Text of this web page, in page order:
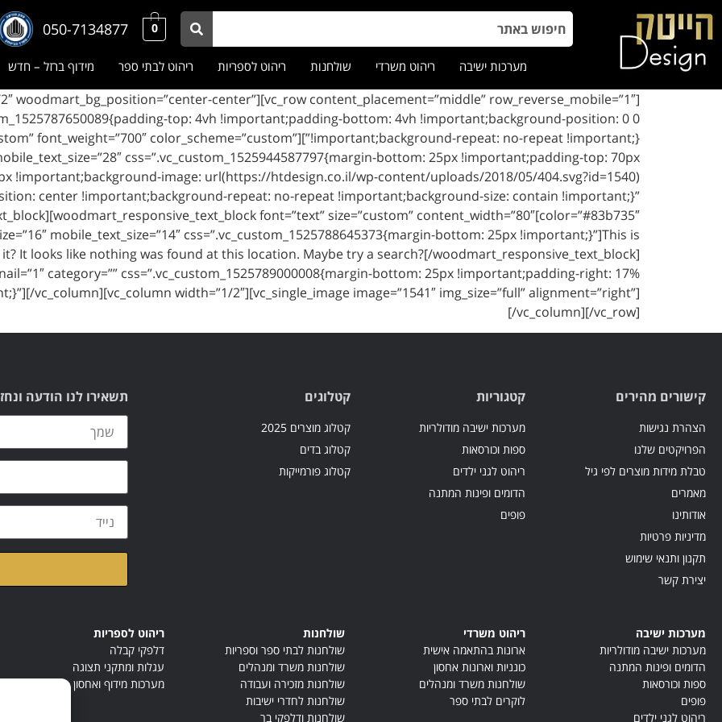
0
050-7134877
מערכות ישיבה ריהוט משרדי שולחנות ריהוט לספריות ריהוט לבתי ספר מידוף ברזל – חדש
width=”1/2″ woodmart_bg_position=”center-center”
top: 4vh !important;padding-bottom: 4vh !important;background-position: 0 0
size=”custom” font_weight=”700″ color_scheme=”custom”
css=”.vc_custom_1525944587797{margin-bottom: 25px !important;padding-top: 70px
!important;background-image: url(https://htdesign.co.il/wp-content/uploads/2018/05/404.svg?id=1540)
center !important;background-repeat: no-repeat !important;background-size: contain !important;}”
font=”text” size=”custom” content_width=”80″
mobile_text_size=”14″ css=”.vc_custom_1525788645373{margin-bottom: 25px !important;}”]This is
It looks like nothing was found at this location. Maybe try a search?[/woodmart_responsive_text_block]
category=”” css=”.vc_custom_1525789000008{margin-bottom: 25px !important;padding-right: 17%
vc_column][vc_column width=”1/2″][vc_single_image image=”1541″ img_size=”full” alignment=”right”]
[/vc_column][/vc_row]
קישורים מהירים
הצהרת נגישות
הפרויקטים שלנו
טבלת מידות מוצרים לפי גיל
מאמרים
אודותינו
מדיניות פרטיות
תקנון ותנאי שימוש
יצירת קשר
קטגוריות
מערכות ישיבה מודולריות
ספות וכורסאות
ריהוט לגני ילדים
הדומים ופינות המתנה
פופים
קטלוגים
קטלוג מוצרים 2025
קטלוג בדים
קטלוג פורמייקות
תשאירו לנו הודעה
מערכות ישיבה
מערכות ישיבה מודולריות
הדומים ופינות המתנה
ספות וכורסאות
פופים
ריהוט לגני ילדים
ריהוט משרדי
ארונות בהתאמה אישית
כונניות וארונות אחסון
שולחנות משרד ומנהלים
לוקרים לבתי ספר
שולחנות
שולחנות לבתי ספר וספריות
שולחנות משרד ומנהלים
שולחנות מזכירה ועבודה
שולחנות לחדרי ישיבות
שולחנות ודלפקי בר
ריהוט לספריות
דלפקי קבלה
עגלות ומתקני תצוגה
מערכות מידוף ואחסון